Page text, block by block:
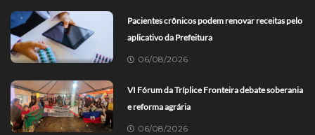
Pacientes crônicos podem renovar receitas pelo
aplicativo da Prefeitura
06/08/2026
VI Fórum da Tríplice Fronteira debate soberania
e reforma agrária
06/08/2026